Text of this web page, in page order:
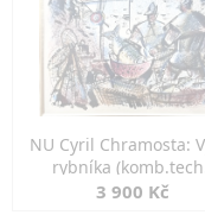
NU Cyril Chramosta:
rybníka
3 900 Kč